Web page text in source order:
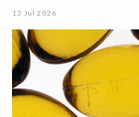
13 Jul 2026